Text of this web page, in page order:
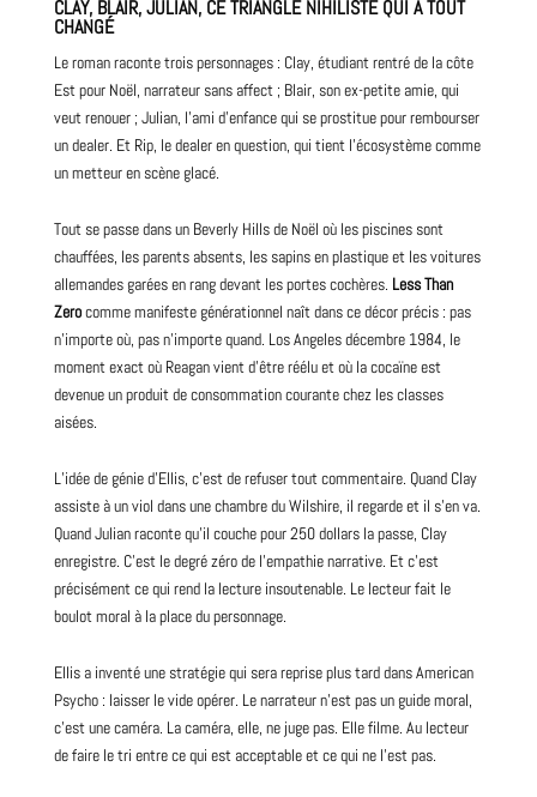
CLAY, BLAIR, JULIAN, CE TRIANGLE NIHILISTE QUI A TOUT
CHANGÉ
Le roman raconte trois personnages : Clay, étudiant rentré de la côte
Est pour Noël, narrateur sans affect ; Blair, son ex-petite amie, qui
veut renouer ; Julian, l’ami d’enfance qui se prostitue pour rembourser
un dealer. Et Rip, le dealer en question, qui tient l’écosystème comme
un metteur en scène glacé.
Tout se passe dans un Beverly Hills de Noël où les piscines sont
chauffées, les parents absents, les sapins en plastique et les voitures
allemandes garées en rang devant les portes cochères. Less Than
Zerocomme manifeste générationnel naît dans ce décor précis : pas
n’importe où, pas n’importe quand. Los Angeles décembre 1984, le
moment exact où Reagan vient d’être réélu et où la cocaïne est
devenue un produit de consommation courante chez les classes
aisées.
L’idée de génie d’Ellis, c’est de refuser tout commentaire. Quand Clay
assiste à un viol dans une chambre du Wilshire, il regarde et il s’en va.
Quand Julian raconte qu’il couche pour 250 dollars la passe, Clay
enregistre. C’est le degré zéro de l’empathie narrative. Et c’est
précisément ce qui rend la lecture insoutenable. Le lecteur fait le
boulot moral à la place du personnage.
Ellis a inventé une stratégie qui sera reprise plus tard dansAmerican
Psycho: laisser le vide opérer. Le narrateur n’est pas unguidemoral,
c’est une caméra. La caméra, elle, ne juge pas. Elle filme. Au lecteur
de faire le tri entre ce qui est acceptable et ce qui ne l’est pas.